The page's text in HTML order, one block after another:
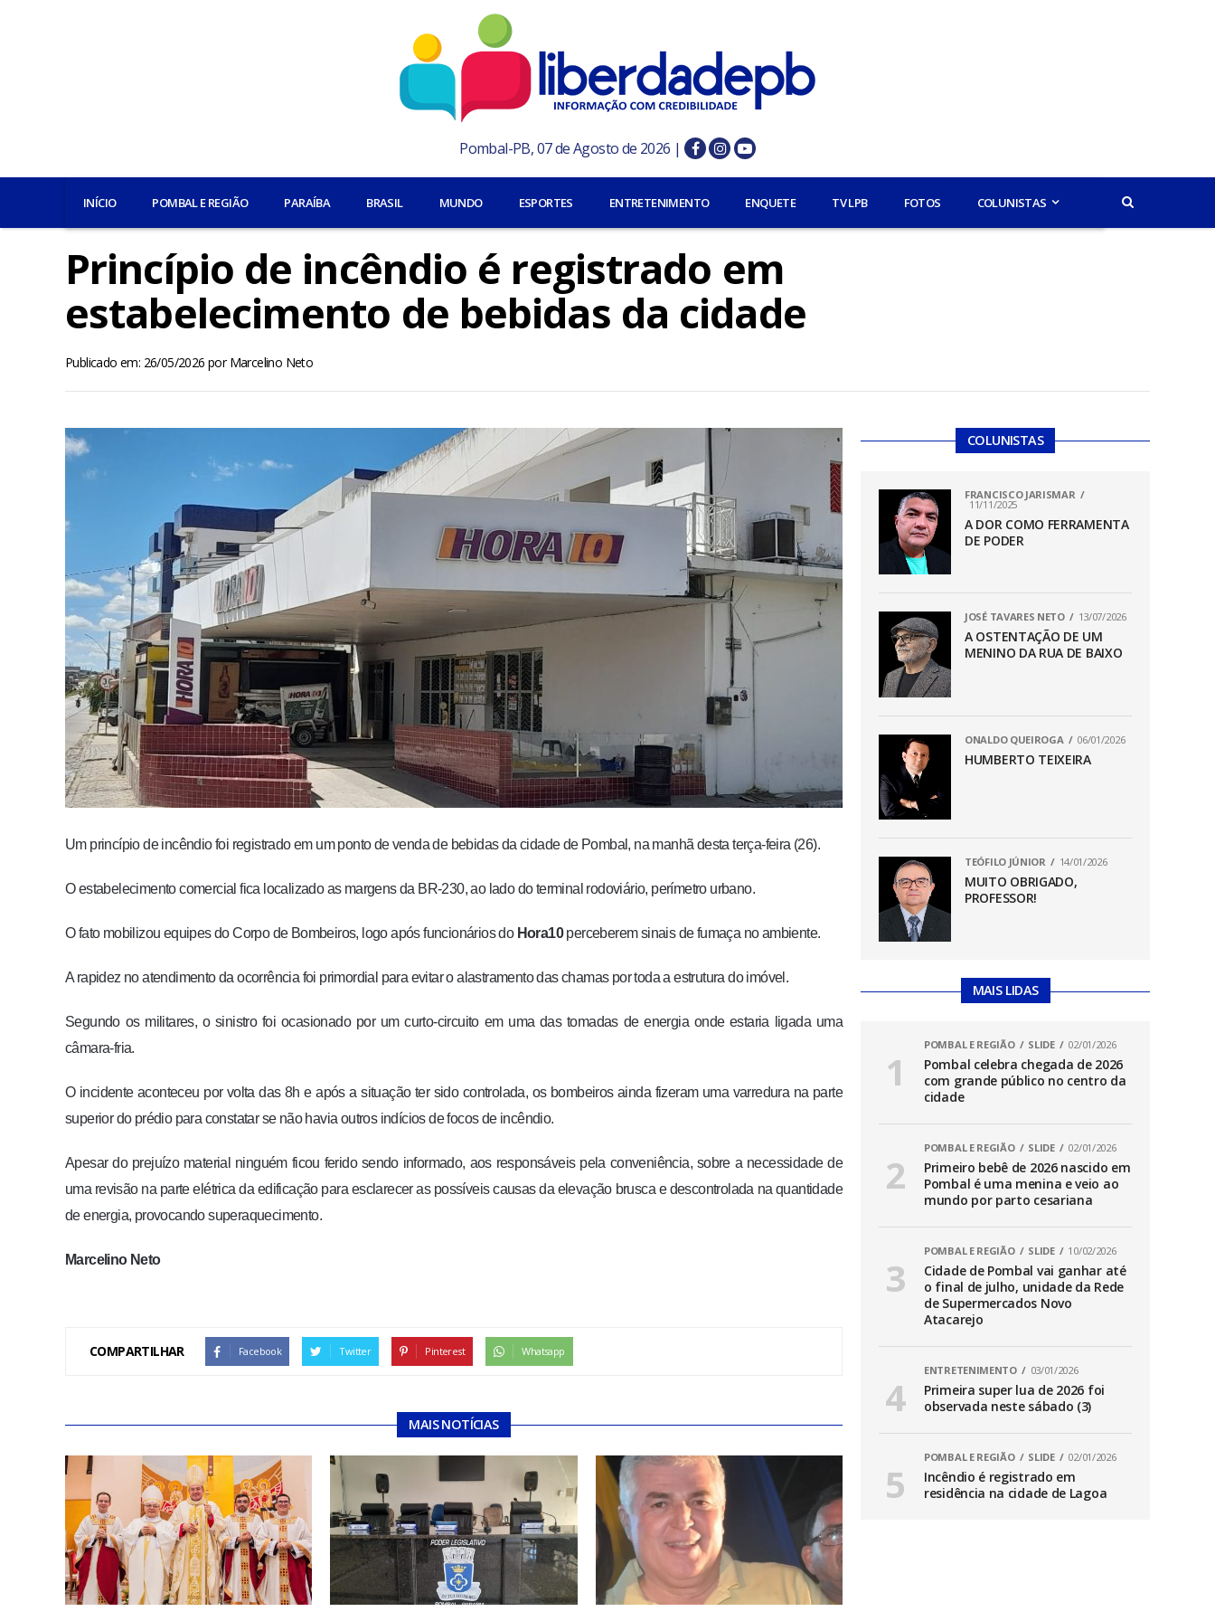
Pombal-PB, 07 de Agosto de 2026 |
INÍCIO POMBAL E REGIÃO PARAÍBA BRASIL MUNDO ESPORTES ENTRETENIMENTO ENQUETE TV LPB FOTOS COLUNISTAS
Princípio de incêndio é registrado em
estabelecimento de bebidas da cidade
Publicado em: 26/05/2026 porMarcelino Neto
Um princípio de incêndio foi registrado em um ponto de venda de bebidas da cidade de Pombal, na manhã desta terça-feira (26).
O estabelecimento comercial fica localizado as margens da BR-230, ao lado do terminal rodoviário, perímetro urbano.
O fato mobilizou equipes do Corpo de Bombeiros, logo após funcionários do Hora10perceberem sinais de fumaça no ambiente.
A rapidez no atendimento da ocorrência foi primordial para evitar o alastramento das chamas por toda a estrutura do imóvel.
Segundo os militares, o sinistro foi ocasionado por um curto-circuito em uma das tomadas de energia onde estaria ligada uma
câmara-fria.
O incidente aconteceu por volta das 8h e após a situação ter sido controlada, os bombeiros ainda fizeram uma varredura na parte
superior do prédio para constatar se não havia outros indícios de focos de incêndio.
Apesar do prejuízo material ninguém ficou ferido sendo informado, aos responsáveis pela conveniência, sobre a necessidade de
uma revisão na parte elétrica da edificação para esclarecer as possíveis causas da elevação brusca e descontrolada na quantidade
de energia, provocando superaquecimento.
Marcelino Neto
COMPARTILHAR Facebook Twitter Pinterest Whatsapp
MAIS NOTÍCIAS
COLUNISTAS
FRANCISCO JARISMAR
11/11/2025
A DOR COMO FERRAMENTA
DE PODER
JOSÉ TAVARES NETO 13/07/2026
A OSTENTAÇÃO DE UM
MENINO DA RUA DE BAIXO
ONALDO QUEIROGA 06/01/2026
HUMBERTO TEIXEIRA
TEÓFILO JÚNIOR 14/01/2026
MUITO OBRIGADO,
PROFESSOR!
MAIS LIDAS
POMBAL E REGIÃO SLIDE 02/01/2026
Pombal celebra chegada de 2026
com grande público no centro da
cidade
POMBAL E REGIÃO SLIDE 02/01/2026
Primeiro bebê de 2026 nascido em
Pombal é uma menina e veio ao
mundo por parto cesariana
POMBAL E REGIÃO SLIDE 10/02/2026
Cidade de Pombal vai ganhar até
o final de julho, unidade da Rede
de Supermercados Novo
Atacarejo
ENTRETENIMENTO 03/01/2026
Primeira super lua de 2026 foi
observada neste sábado (3)
POMBAL E REGIÃO SLIDE 02/01/2026
Incêndio é registrado em
residência na cidade de Lagoa